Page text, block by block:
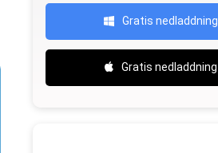
Gratis nedladdning
Gratis nedladdning